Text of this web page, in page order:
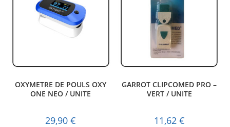
OXYMETRE DE POULS OXY
ONE NEO / UNITE
29,90€
GARROT CLIPCOMED PRO –
VERT / UNITE
11,62 €